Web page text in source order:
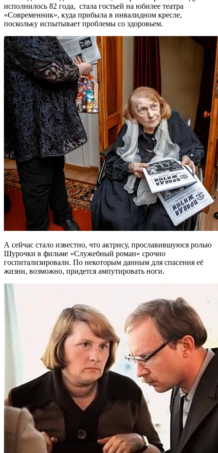
исполнилось 82 года, стала гостьей на юбилее театра
«Современник», куда прибыла в инвалидном кресле,
поскольку испытывает проблемы со здоровьем.
А сейчас стало известно, что актрису, прославившуюся ролью
Шурочки в фильме «Служебный роман» срочно
госпитализировали. По некоторым данным для спасения её
жизни, возможно, придется ампутировать ноги.